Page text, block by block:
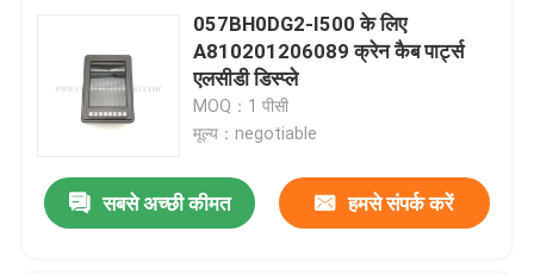
057BH0DG2-I500 के लिए
A810201206089 क्रेन कैब पार्ट्स
एलसीडी डिस्प्ले
MOQ：1 पीसी
मूल्य：negotiable
सबसे अच्छी कीमत हमसे संपर्क करें